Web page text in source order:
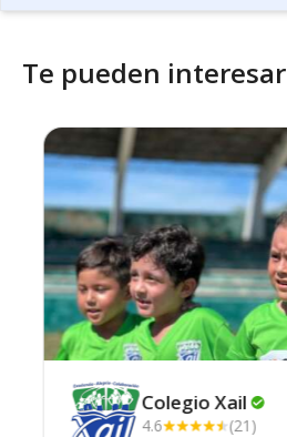
Te pueden interesar
ColegioXail
4.6
(21)